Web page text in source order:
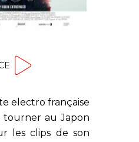
electro française
tourner au Japon
les clips de son